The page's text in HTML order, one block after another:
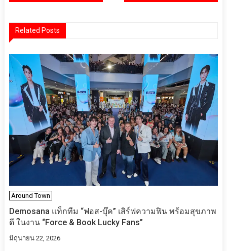
Related Posts
Around Town
Demosana แท็กทีม “ฟอส-บุ๊ค” เสิร์ฟความฟิน พร้อมสุขภาพ
ดี ในงาน “Force & Book Lucky Fans”
มิถุนายน 22, 2026